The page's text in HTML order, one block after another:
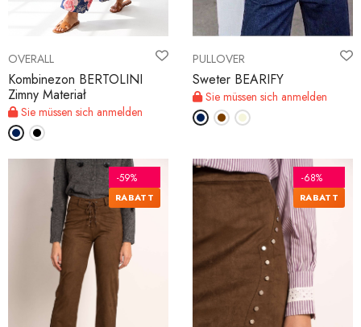
OVERALL
Kombinezon BERTOLINI
Zimny Materiał
Sie müssen sich anmelden
PULLOVER
Sweter BEARIFY
Sie müssen sich anmelden
-59%
RABATT
-68%
RABATT